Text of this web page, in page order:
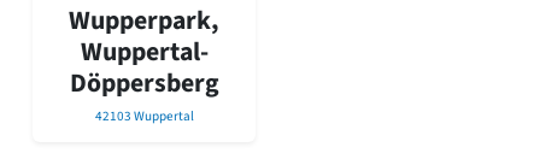
Wupperpark,
Wuppertal-
Döppersberg
42103 Wuppertal